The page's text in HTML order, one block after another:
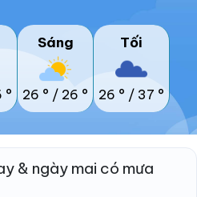
°
Sáng
26 ° / 26 °
Tối
26 ° / 37 °
& ngày mai có mưa